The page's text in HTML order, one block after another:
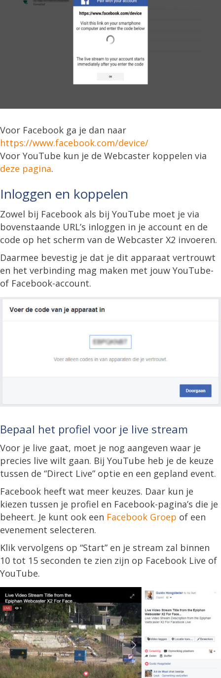
Voor Facebook ga je dan naar
https://www.facebook.com/device/
Voor YouTube kun je de Webcaster koppelen via
deze pagina.
Inloggen en koppelen
Zowel bij Facebook als bij YouTube moet je via
bovenstaande URL’s inloggen in je account en de
code op het scherm van de Webcaster X2 invoeren.
Daarmee bevestig je dat je dit apparaat vertrouwt
en het verbinding mag maken met jouw YouTube-
of Facebook-account.
Bepaal het profiel voor je live stream
Voor je live gaat, moet je nog aangeven waar je
precies live wilt gaan. Bij YouTube heb je de keuze
tussen de “Direct Live” optie en een gepland event.
Facebook heeft wat meer keuzes. Daar kun je
kiezen tussen je profiel en Facebook-pagina’s die je
beheert. Je kunt ook een Facebook Groep of een
evenement selecteren.
Klik vervolgens op “Start” en je stream zal binnen
10 tot 15 seconden te zien zijn op Facebook Live of
YouTube.